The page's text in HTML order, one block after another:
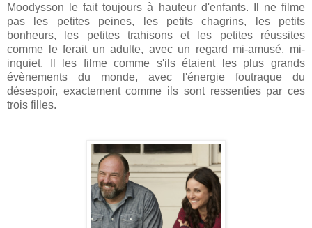
Moodysson le fait toujours à hauteur d'enfants. Il ne filme
pas les petites peines, les petits chagrins, les petits
bonheurs, les petites trahisons et les petites réussites
comme le ferait un adulte, avec un regard mi-amusé, mi-
inquiet. Il les filme comme s'ils étaient les plus grands
évènements du monde, avec l'énergie foutraque du
désespoir, exactement comme ils sont ressenties par ces
trois filles.